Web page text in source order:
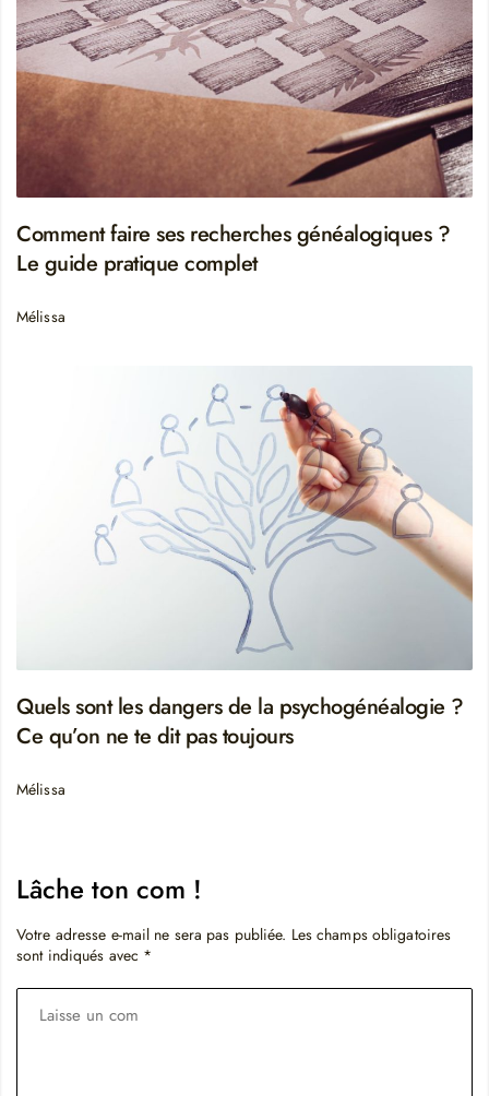
Comment faire ses recherches généalogiques ?
Le guide pratique complet
Mélissa
Quels sont les dangers de la psychogénéalogie ?
Ce qu’on ne te dit pas toujours
Mélissa
Lâche ton com !
Votre adresse e-mail ne sera pas publiée. Les champs obligatoires
sont indiqués avec *